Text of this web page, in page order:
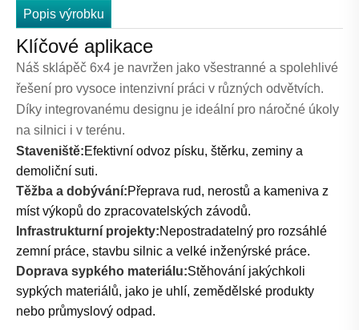
Popis výrobku
Klíčové aplikace
Náš sklápěč 6x4 je navržen jako všestranné a spolehlivé
řešení pro vysoce intenzivní práci v různých odvětvích.
Díky integrovanému designu je ideální pro náročné úkoly
na silnici i v terénu.
Staveniště:Efektivní odvoz písku, štěrku, zeminy a
demoliční suti.
Těžba a dobývání:Přeprava rud, nerostů a kameniva z
míst výkopů do zpracovatelských závodů.
Infrastrukturní projekty:Nepostradatelný pro rozsáhlé
zemní práce, stavbu silnic a velké inženýrské práce.
Doprava sypkého materiálu:Stěhování jakýchkoli
sypkých materiálů, jako je uhlí, zemědělské produkty
nebo průmyslový odpad.